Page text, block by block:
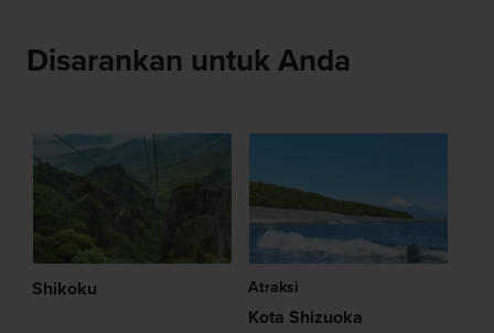
Disarankan untuk Anda
Shikoku Atraksi
Kota Shizuoka